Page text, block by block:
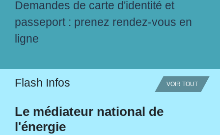
Demandes de carte d'identité et
passeport : prenez rendez-vous en
ligne
Flash Infos VOIR TOUT
Le médiateur national de
l'énergie